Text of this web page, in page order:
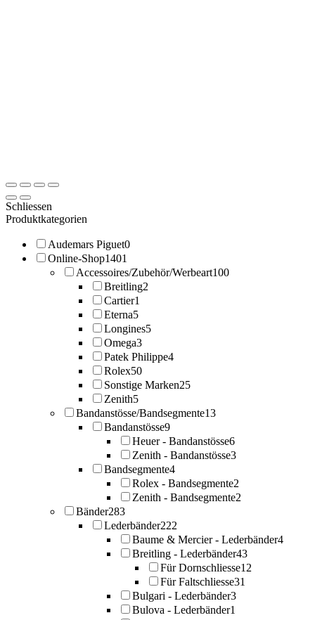
Schliessen
Produktkategorien
Audemars Piguet0
Online-Shop1401
Accessoires/Zubehör/Werbeart100
Breitling2
Cartier1
Eterna5
Longines5
Omega3
Patek Philippe4
Rolex50
Sonstige Marken25
Zenith5
Bandanstösse/Bandsegmente13
Bandanstösse9
Heuer - Bandanstösse6
Zenith - Bandanstösse3
Bandsegmente4
Rolex - Bandsegmente2
Zenith - Bandsegmente2
Bänder283
Lederbänder222
Baume & Mercier - Lederbänder4
Breitling - Lederbänder43
Für Dornschliesse12
Für Faltschliesse31
Bulgari - Lederbänder3
Bulova - Lederbänder1